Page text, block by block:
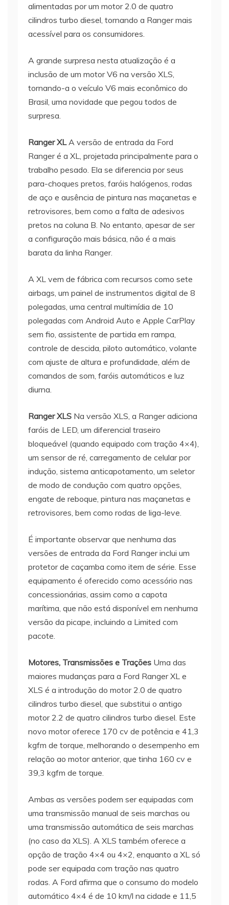
alimentadas por um motor 2.0 de quatro
cilindros turbo diesel, tornando a Ranger mais
acessível para os consumidores.
A grande surpresa nesta atualização é a
inclusão de um motor V6 na versão XLS,
tornando-a o veículo V6 mais econômico do
Brasil, uma novidade que pegou todos de
surpresa.
Ranger XLA versão de entrada da Ford
Ranger é a XL, projetada principalmente para o
trabalho pesado. Ela se diferencia por seus
para-choques pretos, faróis halógenos, rodas
de aço e ausência de pintura nas maçanetas e
retrovisores, bem como a falta de adesivos
pretos na coluna B. No entanto, apesar de ser
a configuração mais básica, não é a mais
barata da linha Ranger.
A XL vem de fábrica com recursos como sete
airbags, um painel de instrumentos digital de 8
polegadas, uma central multimídia de 10
polegadas com Android Auto e Apple CarPlay
sem fio, assistente de partida em rampa,
controle de descida, piloto automático, volante
com ajuste de altura e profundidade, além de
comandos de som, faróis automáticos e luz
diurna.
Ranger XLS Na versão XLS, a Ranger adiciona
faróis de LED, um diferencial traseiro
bloqueável (quando equipado com tração 4×4),
um sensor de ré, carregamento de celular por
indução, sistema anticapotamento, um seletor
de modo de condução com quatro opções,
engate de reboque, pintura nas maçanetas e
retrovisores, bem como rodas de liga-leve.
É importante observar que nenhuma das
versões de entrada da Ford Ranger inclui um
protetor de caçamba como item de série. Esse
equipamento é oferecido como acessório nas
concessionárias, assim como a capota
marítima, que não está disponível em nenhuma
versão da picape, incluindo a Limited com
pacote.
Motores, Transmissões e Trações Uma das
maiores mudanças para a Ford Ranger XL e
XLS é a introdução do motor 2.0 de quatro
cilindros turbo diesel, que substitui o antigo
motor 2.2 de quatro cilindros turbo diesel. Este
novo motor oferece 170 cv de potência e 41,3
kgfm de torque, melhorando o desempenho em
relação ao motor anterior, que tinha 160 cv e
39,3 kgfm de torque.
Ambas as versões podem ser equipadas com
uma transmissão manual de seis marchas ou
uma transmissão automática de seis marchas
(no caso da XLS). A XLS também oferece a
opção de tração 4×4 ou 4×2, enquanto a XL só
pode ser equipada com tração nas quatro
rodas. A Ford afirma que o consumo do modelo
automático 4×4 é de 10 km/l na cidade e 11,5